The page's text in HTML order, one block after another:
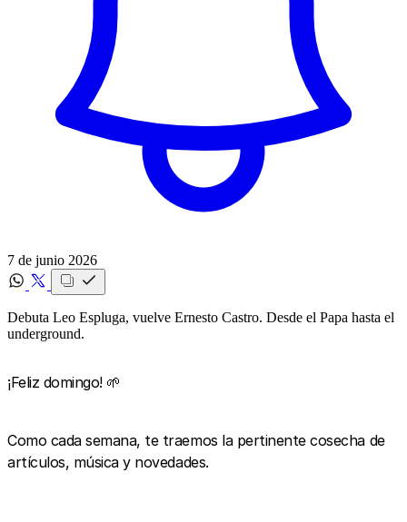
7 de junio 2026
Debuta Leo Espluga, vuelve Ernesto Castro. Desde el Papa hasta el
underground.
¡Feliz domingo! 🌱
Como cada semana, te traemos la pertinente cosecha de
artículos, música y novedades.